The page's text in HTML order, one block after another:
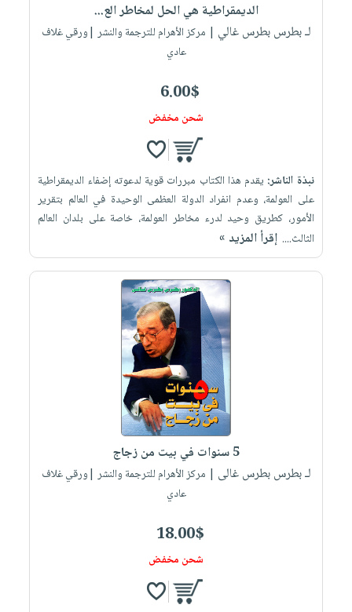
الديمقراطية هي الحل لمخاطر الع...
لـ بطرس بطرس غالي | مركز الأهرام للترجمة والنشر |ورقي غلاف
عادي
6.00$
شحن مخفض
نبذة الناشر: يقدم هذا الكتاب مبررات قوية لدعوته إضفاء الديمقراطية
على العولمة، وعدم انفراد الدولة العظمى الوحيدة في العالم بتقرير
الأمور، كطريق وحيد لدرء مخاطر العولمة، خاصة على بلدان العالم
الثالث.... إقرأ المزيد »
5 سنوات في بيت من زجاج
لـ بطرس بطرس غالى | مركز الأهرام للترجمة والنشر |ورقي غلاف
عادي
18.00$
شحن مخفض